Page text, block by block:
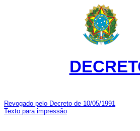
Revogado pelo Decreto de 10/05/1991
Texto para impressão